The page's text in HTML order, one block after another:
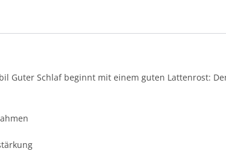
Guter Schlaf beginnt mit einem guten Lattenrost: